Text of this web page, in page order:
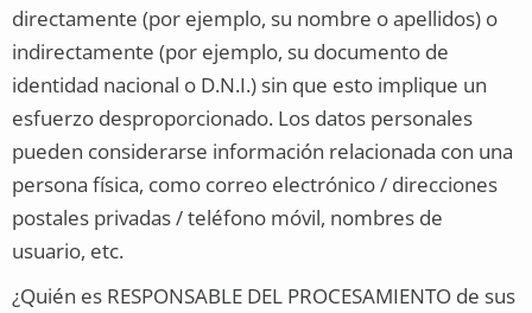
directamente (por ejemplo, su nombre o apellidos) o
indirectamente (por ejemplo, su documento de
identidad nacional o D.N.I.) sin que esto implique un
esfuerzo desproporcionado. Los datos personales
pueden considerarse información relacionada con una
persona física, como correo electrónico / direcciones
postales privadas / teléfono móvil, nombres de
usuario, etc.
¿Quién es RESPONSABLE DEL PROCESAMIENTO de sus